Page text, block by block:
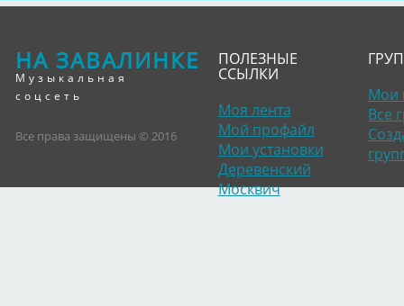
НА ЗАВАЛИНКЕ
Музыкальная
соцсеть
Все права защищены © 2016
ПОЛЕЗНЫЕ
ССЫЛКИ
Моя лента
Мой профайл
Мои установки
Деревенский
Москвич
Мои
Все